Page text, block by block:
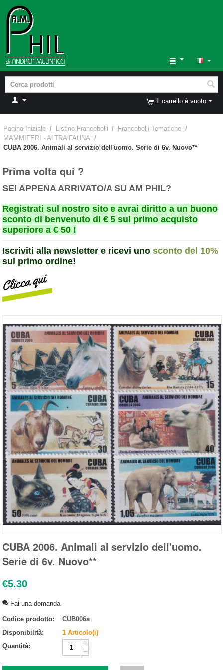
Il carrello è vuoto
Pagina Iniziale / Listino Francobolli / Francobolli Tematiche /
MAMMIFERI - ALTRA FAUNA /
CUBA 2006. Animali al servizio dell'uomo. Serie di 6v. Nuovo**
Prima volta qui ?
SEI APPENA ARRIVATO/A SU AM PHIL?
Registrati sul nostro sito e avrai diritto a un buono
sconto di benvenuto di € 5 sul primo acquisto
superiore a € 50 !
Iscriviti alla newsletter e ricevi uno sconto del 10%
sul primo ordine!
CUBA 2006. Animali al servizio dell'uomo.
Serie di 6v. Nuovo**
€5.30
Fai una domanda
Codice prodotto:
CUB006a
Disponibilità:
1 Articolo(i)
Quantità:
+
−